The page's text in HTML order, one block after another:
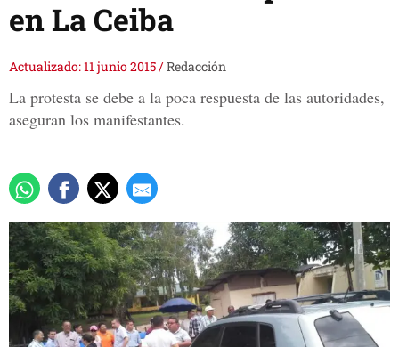
en La Ceiba
Actualizado: 11 junio 2015/Redacción
La protesta se debe a la poca respuesta de las autoridades,
aseguran los manifestantes.